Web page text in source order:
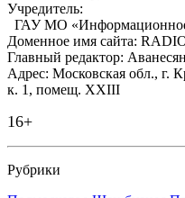
Учредитель:
ГАУ МО «Информационное
Доменное имя сайта:
Главный редактор:
Адрес: Московская обл., г.
к. 1, помещ. XXIII
16+
Рубрики